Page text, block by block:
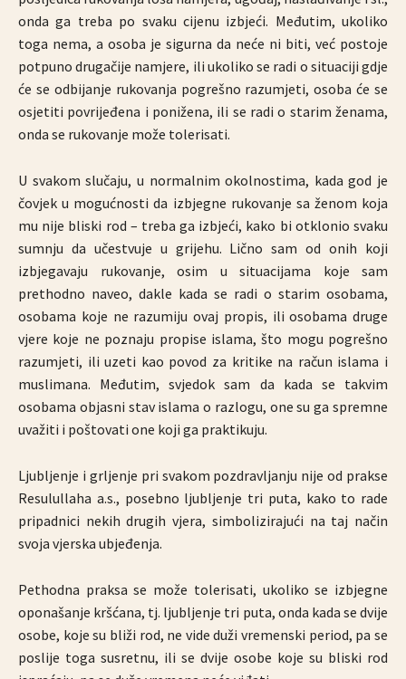
onda ga treba po svaku cijenu izbjeći. Međutim, ukoliko
toga nema, a osoba je sigurna da neće ni biti, već postoje
potpuno drugačije namjere, ili ukoliko se radi o situaciji gdje
će se odbijanje rukovanja pogrešno razumjeti, osoba će se
osjetiti povrijeđena i ponižena, ili se radi o starim ženama,
onda se rukovanje može tolerisati.
U svakom slučaju, u normalnim okolnostima, kada god je
čovjek u mogućnosti da izbjegne rukovanje sa ženom koja
mu nije bliski rod – treba ga izbjeći, kako bi otklonio svaku
sumnju da učestvuje u grijehu. Lično sam od onih koji
izbjegavaju rukovanje, osim u situacijama koje sam
prethodno naveo, dakle kada se radi o starim osobama,
osobama koje ne razumiju ovaj propis, ili osobama druge
vjere koje ne poznaju propise islama, što mogu pogrešno
razumjeti, ili uzeti kao povod za kritike na račun islama i
muslimana. Međutim, svjedok sam da kada se takvim
osobama objasni stav islama o razlogu, one su ga spremne
uvažiti i poštovati one koji ga praktikuju.
Ljubljenje i grljenje pri svakom pozdravljanju nije od prakse
Resulullaha a.s., posebno ljubljenje tri puta, kako to rade
pripadnici nekih drugih vjera, simbolizirajući na taj način
svoja vjerska ubjeđenja.
Pethodna praksa se može tolerisati, ukoliko se izbjegne
oponašanje kršćana, tj. ljubljenje tri puta, onda kada se dvije
osobe, koje su bliži rod, ne vide duži vremenski period, pa se
poslije toga susretnu, ili se dvije osobe koje su bliski rod